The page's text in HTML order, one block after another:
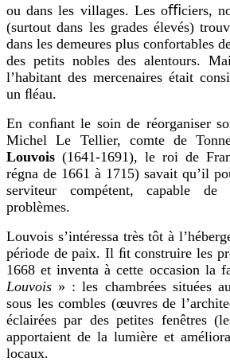
ou dans les villages. Les oﬃciers,
(surtout dans les grades élevés)
dans les demeures plus confortables
des petits nobles des alentours.
l’habitant des mercenaires était
un ﬂéau.
En conﬁant le soin de réorganiser
Michel Le Tellier, comte de
Louvois (1641-1691), le roi de
régna de 1661 à 1715) savait qu’il
serviteur compétent, capable de
problèmes.
Louvois s’intéressa très tôt à
période de paix. Il ﬁt construire les
1668 et inventa à cette occasion la
Louvois » : les chambrées situées
sous les combles (œuvres de
éclairées par des petites fenêtres
apportaient de la lumière et
locaux.